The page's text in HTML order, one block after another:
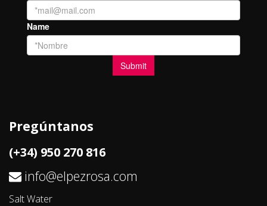
Pregúntanos
(+34) 950 270 816
info@elpezrosa.com
Salt Water